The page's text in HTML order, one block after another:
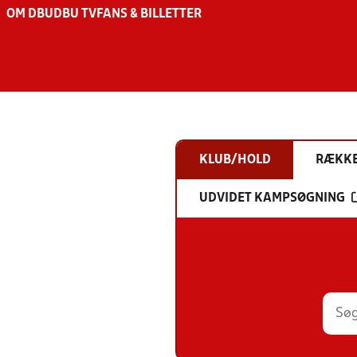
OM DBU DBU TV FANS & BILLETTER
KLUB/HOLD
UDVIDET KAMPSØGNING